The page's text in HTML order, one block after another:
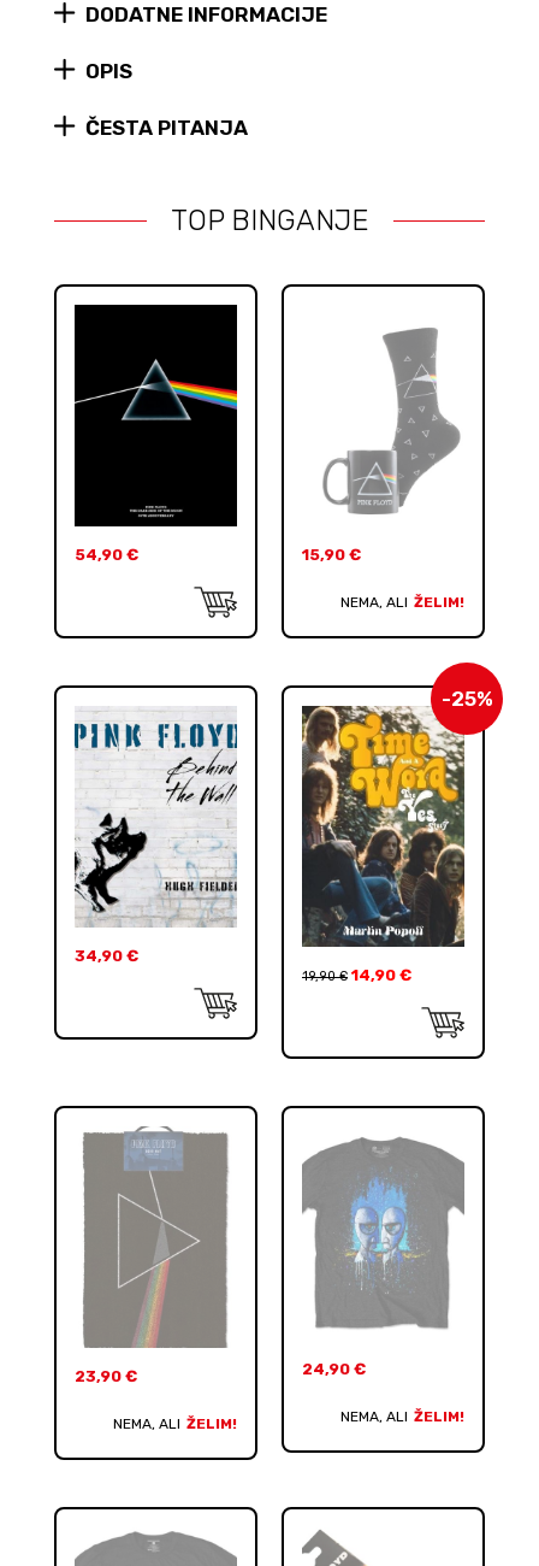
kom) DODATNE INFORMACIJE
OPIS
ČESTA PITANJA
TOP BINGANJE
54,90 € 15,90 €
NEMA, ALI ŽELIM!
34,90 €
-25%
19,90€ 14,90 €
23,90 €
NEMA, ALI ŽELIM!
24,90 €
NEMA, ALI ŽELIM!